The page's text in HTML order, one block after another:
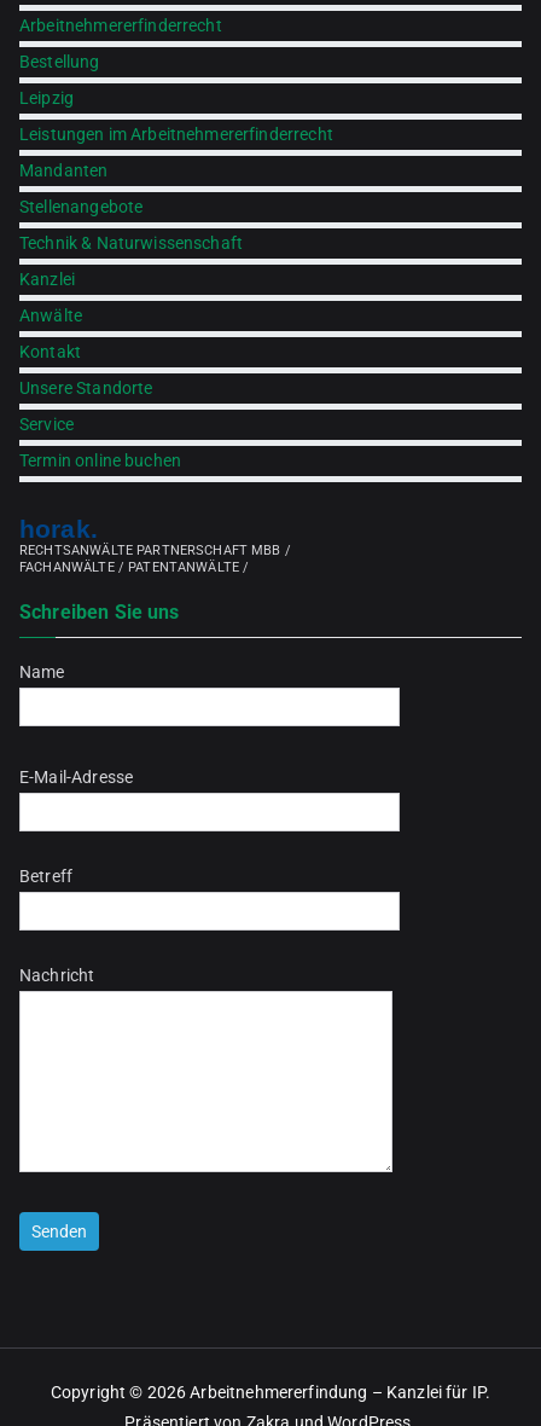
Arbeitnehmererfinderrecht
Bestellung
Leipzig
Leistungen im Arbeitnehmererfinderrecht
Mandanten
Stellenangebote
Technik & Naturwissenschaft
Kanzlei
Anwälte
Kontakt
Unsere Standorte
Service
Termin online buchen
horak.
RECHTSANWÄLTE PARTNERSCHAFT MBB /
FACHANWÄLTE / PATENTANWÄLTE /
Schreiben Sie uns
Name
E-Mail-Adresse
Betreff
Nachricht
Bitte lasse dieses Feld leer.
Copyright © 2026Arbeitnehmererfindung – Kanzlei für IP.